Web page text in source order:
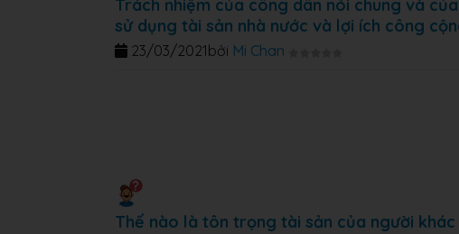
Trách nhiệm của công dân nói chung và
sử dụng tài sản nhà nước và lợi ích công
bởi Mi Chan
23/03/2021
Thế nào là tôn trọng tài sản của người